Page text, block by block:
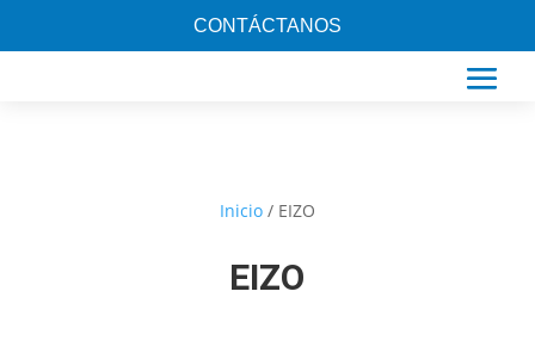
CONTÁCTANOS
Inicio/ EIZO
EIZO